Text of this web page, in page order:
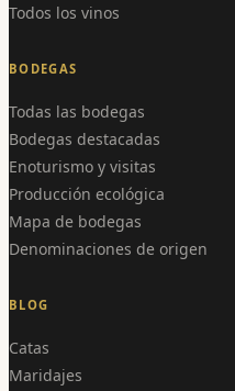
Todos los vinos
BODEGAS
Todas las bodegas
Bodegas destacadas
Enoturismo y visitas
Producción ecológica
Mapa de bodegas
Denominaciones de origen
BLOG
Catas
Maridajes